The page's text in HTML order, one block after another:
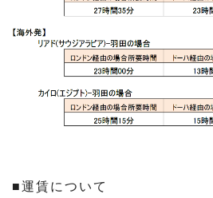
■運賃について